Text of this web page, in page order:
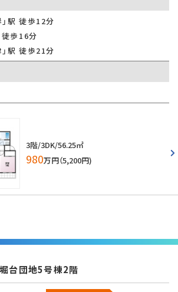
駅 徒歩12分
徒歩16分
駅 徒歩21分
3階/3DK/56.25㎡
980万円（5,200円)
台団地5号棟2階